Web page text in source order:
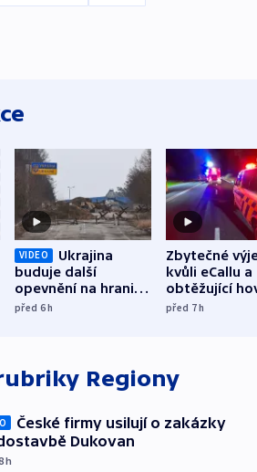
VIDEO
Ukrajina
buduje další
opevnění na hranici
s Běloruskem
před 6h
Zbytečné
kvůli eCallu a
obtěžující
zdržují
před 7h
Regiony
České firmy usilují o zakázky
Dukovan
h